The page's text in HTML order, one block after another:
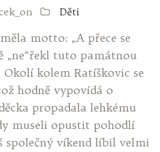
Děti
motto: „A přece se
„ne“řekl tuto památnou
kolem Ratíškovic se
hodně vypovídá o
propadala lehkému
museli opustit pohodlí
společný víkend líbil velmi